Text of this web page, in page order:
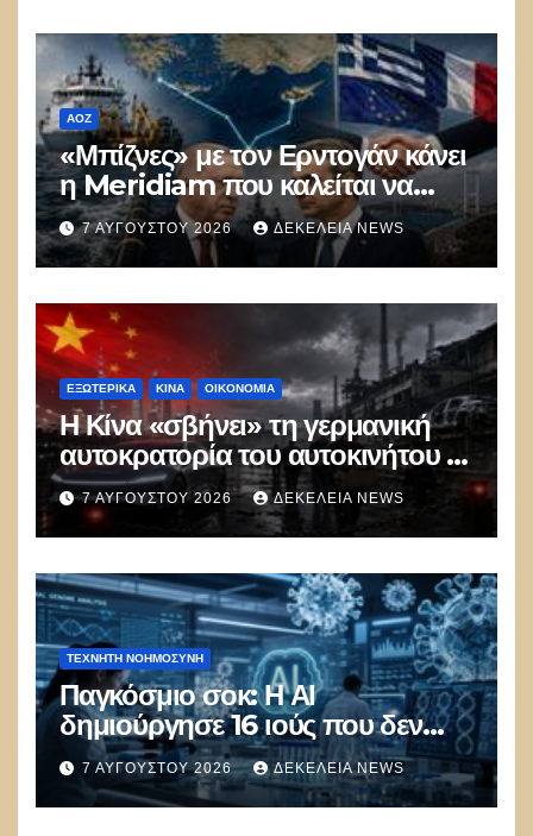
ΑΟΖ
«Μπίζνες» με τον Ερντογάν κάνει
η Meridiam που καλείται να
ξεμπλοκάρει το καλώδιο
Ελλάδας–Κύπρου
7 ΑΥΓΟΎΣΤΟΥ 2026 ΔΕΚΈΛΕΙΑ NEWS
ΕΞΩΤΕΡΙΚΑ ΚΊΝΑ ΟΙΚΟΝΟΜΙΑ
Η Κίνα «σβήνει» τη γερμανική
αυτοκρατορία του αυτοκινήτου –
100.000 απολύσεις, λουκέτα και
πολιτικός πανικός
7 ΑΥΓΟΎΣΤΟΥ 2026 ΔΕΚΈΛΕΙΑ NEWS
ΤΕΧΝΗΤΉ ΝΟΗΜΟΣΎΝΗ
Παγκόσμιο σοκ: Η ΑΙ
δημιούργησε 16 ιούς που δεν
υπάρχουν στη φύση –
Συναγερμός: Ο εφιάλτης μόλις
άρχισε
7 ΑΥΓΟΎΣΤΟΥ 2026 ΔΕΚΈΛΕΙΑ NEWS